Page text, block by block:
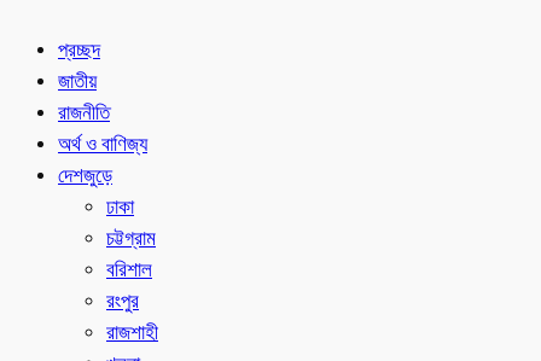
প্রচ্ছদ
জাতীয়
রাজনীতি
অর্থ ও বাণিজ্য
দেশজুড়ে
ঢাকা
চট্টগ্রাম
বরিশাল
রংপুর
রাজশাহী